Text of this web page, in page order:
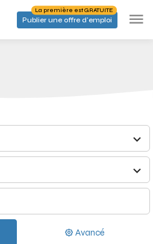
Publier une offre d'emploi
La première est GRATUITE
- Joboto
Avancé